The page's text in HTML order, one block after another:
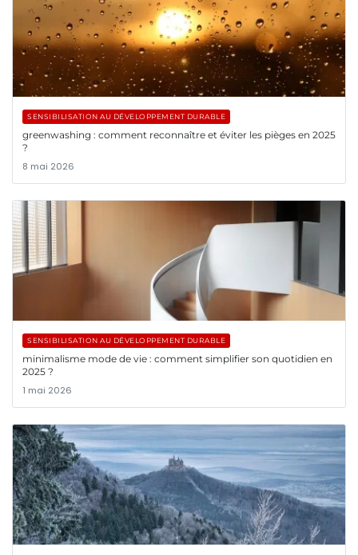
SENSIBILISATION AU DÉVELOPPEMENT DURABLE
greenwashing : comment reconnaître et éviter les pièges en 2025
?
8 mai 2026
SENSIBILISATION AU DÉVELOPPEMENT DURABLE
minimalisme mode de vie : comment simplifier son quotidien en
2025 ?
1 mai 2026